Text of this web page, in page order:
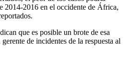
2014-2016 en el occidente de África,
que es posible un brote de esa
de incidentes de la respuesta al